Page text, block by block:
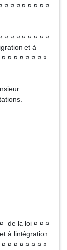
¤ ¤ ¤ ¤ ¤ ¤ ¤ ¤
¤ ¤ ¤ ¤ ¤ ¤ ¤ ¤
et à
¤ ¤ ¤ ¤ ¤ ¤ ¤
de la loi ¤ ¤ ¤
à lintégration.
¤ ¤ ¤ ¤ ¤ ¤ ¤